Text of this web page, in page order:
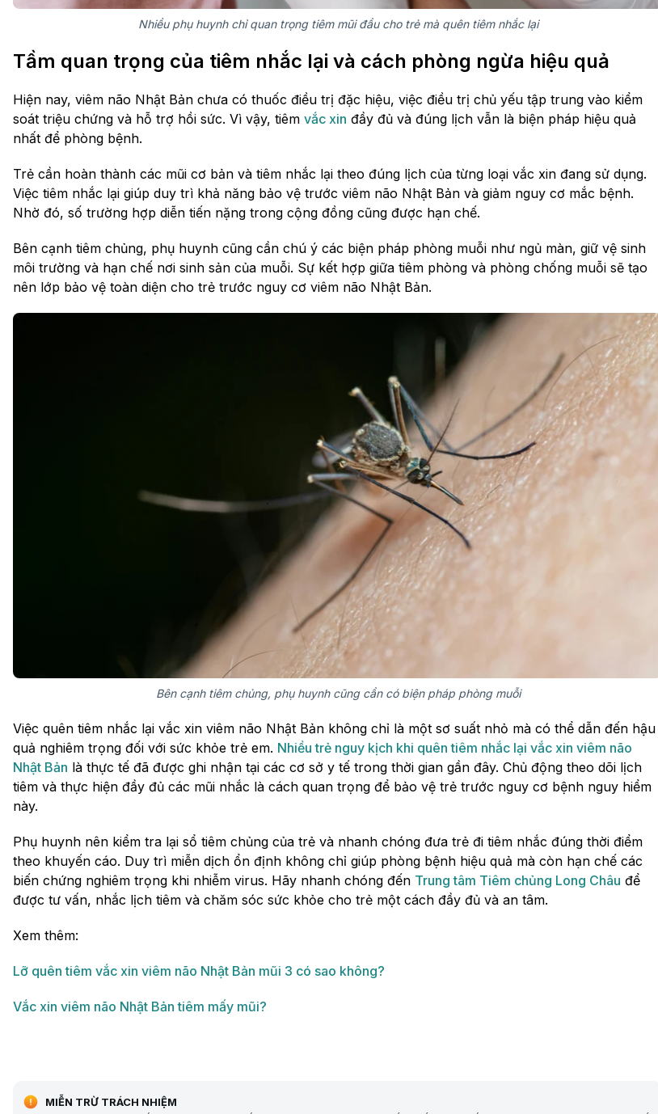
Nhiều phụ huynh chỉ quan trọng tiêm mũi đầu cho trẻ mà quên tiêm nhắc lại
Tầm quan trọng của tiêm nhắc lại và cách phòng ngừa hiệu quả
Hiện nay, viêm não Nhật Bản chưa có thuốc điều trị đặc hiệu, việc điều trị chủ yếu tập trung vào kiểm
soát triệu chứng và hỗ trợ hồi sức. Vì vậy, tiêm vắc xin đầy đủ và đúng lịch vẫn là biện pháp hiệu quả
nhất để phòng bệnh.
Trẻ cần hoàn thành các mũi cơ bản và tiêm nhắc lại theo đúng lịch của từng loại vắc xin đang sử dụng.
Việc tiêm nhắc lại giúp duy trì khả năng bảo vệ trước viêm não Nhật Bản và giảm nguy cơ mắc bệnh.
Nhờ đó, số trường hợp diễn tiến nặng trong cộng đồng cũng được hạn chế.
Bên cạnh tiêm chủng, phụ huynh cũng cần chú ý các biện pháp phòng muỗi như ngủ màn, giữ vệ sinh
môi trường và hạn chế nơi sinh sản của muỗi. Sự kết hợp giữa tiêm phòng và phòng chống muỗi sẽ tạo
nên lớp bảo vệ toàn diện cho trẻ trước nguy cơ viêm não Nhật Bản.
Bên cạnh tiêm chủng, phụ huynh cũng cần có biện pháp phòng muỗi
Việc quên tiêm nhắc lại vắc xin viêm não Nhật Bản không chỉ là một sơ suất nhỏ mà có thể dẫn đến hậu
quả nghiêm trọng đối với sức khỏe trẻ em. Nhiều trẻ nguy kịch khi quên tiêm nhắc lại vắc xin viêm não
Nhật Bản là thực tế đã được ghi nhận tại các cơ sở y tế trong thời gian gần đây. Chủ động theo dõi lịch
tiêm và thực hiện đầy đủ các mũi nhắc là cách quan trọng để bảo vệ trẻ trước nguy cơ bệnh nguy hiểm
này.
Phụ huynh nên kiểm tra lại sổ tiêm chủng của trẻ và nhanh chóng đưa trẻ đi tiêm nhắc đúng thời điểm
theo khuyến cáo. Duy trì miễn dịch ổn định không chỉ giúp phòng bệnh hiệu quả mà còn hạn chế các
biến chứng nghiêm trọng khi nhiễm virus. Hãy nhanh chóng đến Trung tâm Tiêm chủng Long Châu để
được tư vấn, nhắc lịch tiêm và chăm sóc sức khỏe cho trẻ một cách đầy đủ và an tâm.
Xem thêm:
Lỡ quên tiêm vắc xin viêm não Nhật Bản mũi 3 có sao không?
Vắc xin viêm não Nhật Bản tiêm mấy mũi?
MIỄN TRỪ TRÁCH NHIỆM